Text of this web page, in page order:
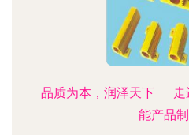
品质为本，润泽天下——走
能产品